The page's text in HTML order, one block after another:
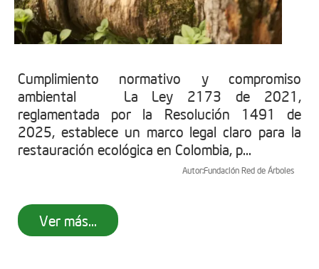
Cumplimiento normativo y compromiso
ambiental La Ley 2173 de 2021,
reglamentada por la Resolución 1491 de
2025, establece un marco legal claro para la
restauración ecológica en Colombia, p...
Autor:Fundación Red de Árboles
Ver más...